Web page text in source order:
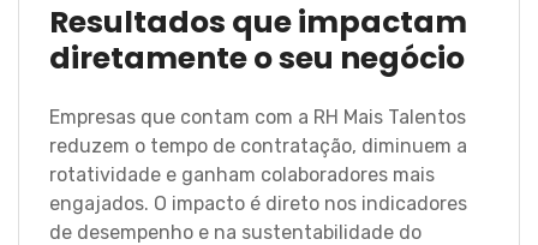
Resultados que impactam
diretamente o seu negócio
Empresas que contam com a RH Mais Talentos
reduzem o tempo de contratação, diminuem a
rotatividade e ganham colaboradores mais
engajados. O impacto é direto nos indicadores
de desempenho e na sustentabilidade do